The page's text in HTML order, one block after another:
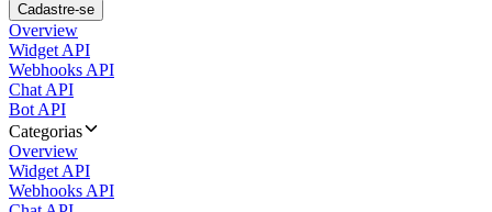
Cadastre-se
Overview
Widget API
Webhooks API
Chat API
Bot API
Categorias
Overview
Widget API
Webhooks API